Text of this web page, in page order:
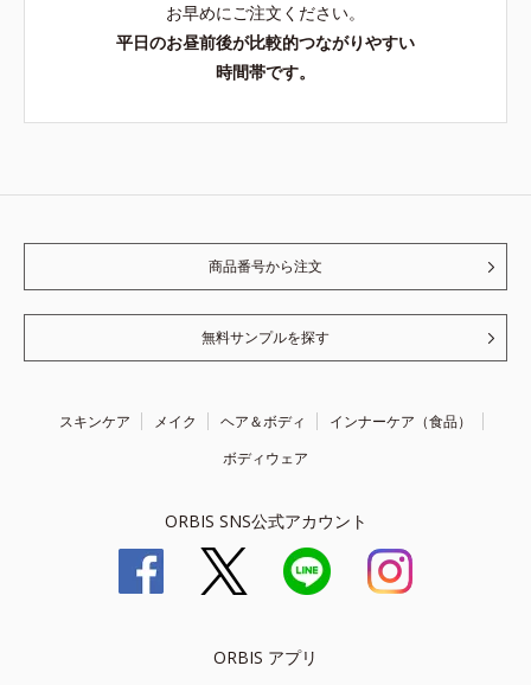
お早めにご注文ください。
平日のお昼前後が比較的つながりやすい
時間帯です。
商品番号から注文
無料サンプルを探す
スキンケア メイク ヘア＆ボディ
インナーケア（食品）
ボディウェア
ORBIS SNS公式アカウント
ORBIS アプリ